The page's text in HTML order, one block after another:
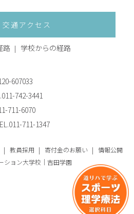
交通アクセス
路 学校からの経路
607033
742-3441
711-6070
711-1347
教員採用 寄付金のお願い
情報公開
ション大学校｜吉田学園